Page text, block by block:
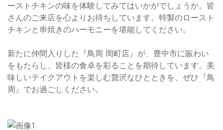
ーストチキンの味を体験してみてはいかがでしょうか。皆
さんのご来店を心よりお待ちしています。特製のロースト
チキンと串焼きのハーモニーを堪能してください。
新たに仲間入りした『鳥周 岡町店』が、豊中市に賑わい
をもたらし、皆様の食卓を彩ることを期待しています。美
味しいテイクアウトを楽しむ贅沢なひとときを、ぜひ『鳥
周』でお過ごしください。